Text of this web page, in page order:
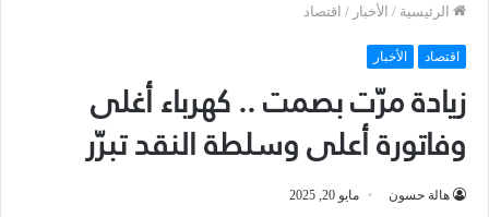
الرئيسية / الأخبار / اقتصاد
اقتصاد الأخبار
زيادة مرّت بصمت .. كهرباء أغلى
وفاتورة أعلى وسلطة النقد تبرّر
هالة حسون مايو 20, 2025